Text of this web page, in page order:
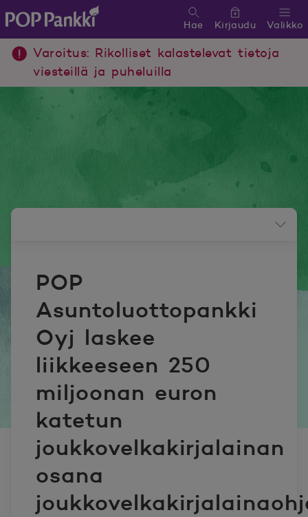
POP Pankki, etusivulle
Valikko
Hae Kirjaudu
Varoitus: Rikolliset kalastelevat tietoja
viesteillä ja puheluilla
POP
Asuntoluottopankki
Oyj laskee
liikkeeseen 250
miljoonan euron
katetun
joukkovelkakirjalainan
osana